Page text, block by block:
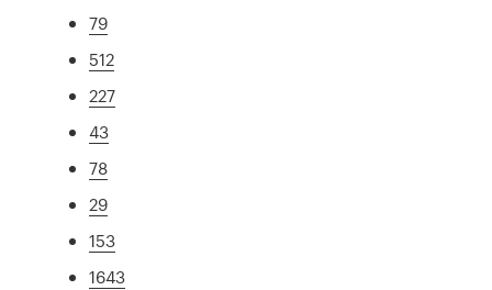
79
512
227
43
78
29
153
1643